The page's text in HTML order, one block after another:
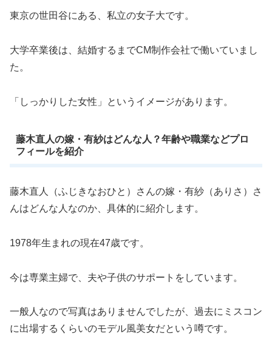
東京の世田谷にある、私立の女子大です。
大学卒業後は、結婚するまでCM制作会社で働いていまし
た。
「しっかりした女性」というイメージがあります。
藤木直人の嫁・有紗はどんな人？年齢や職業などプロ
フィールを紹介
藤木直人（ふじきなおひと）さんの嫁・有紗（ありさ）さ
んはどんな人なのか、具体的に紹介します。
1978年生まれの現在47歳です。
今は専業主婦で、夫や子供のサポートをしています。
一般人なので写真はありませんでしたが、過去にミスコン
に出場するくらいのモデル風美女だという噂です。